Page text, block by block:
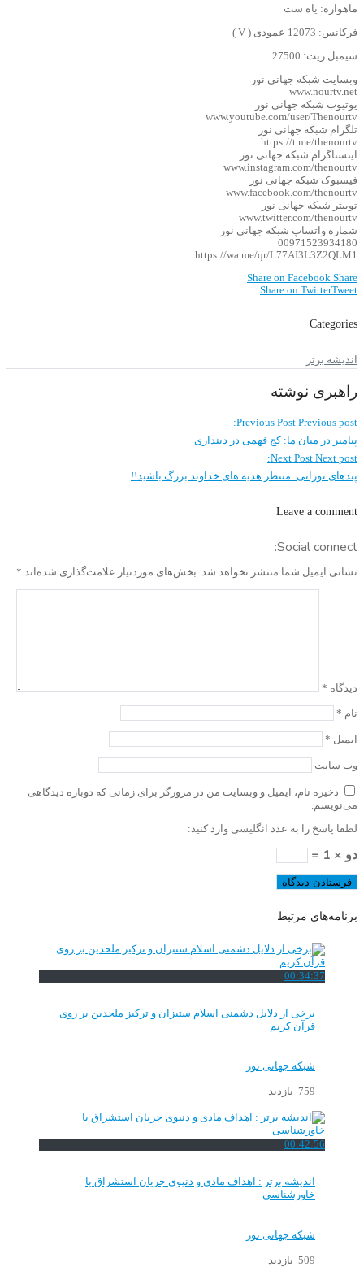
ماهواره: یاه ست
فرکانس: 12073 عمودی ( V )
سیمبل ریت: 27500
وبسایت شبکه جهانی نور
www.nourtv.net
یوتیوب شبکه جهانی نور
www.youtube.com/user/Thenourtv
تلگرام شبکه جهانی نور
https://t.me/thenourtv
اینستاگرام شبکه جهانی نور
www.instagram.com/thenourtv
فیسبوک شبکه جهانی نور
www.facebook.com/thenourtv
توییتر شبکه جهانی نور
www.twitter.com/thenourtv
شماره واتساپ شبکه جهانی نور
00971523934180
https://wa.me/qr/L77AI3L3Z2QLM1
Share on Facebook Share
Share on TwitterTweet
Categories
اندیشه برتر
راهبری نوشته
Previous Post Previous post:
پیامبر در میان ما: کج فهمی در دینداری
Next Post Next post:
پندهای نورانی: منتظر هدیه های خداوند بزرگ باشید!!
Leave a comment
Social connect:
نشانی ایمیل شما منتشر نخواهد شد. بخش‌های موردنیاز علامت‌گذاری شده‌اند *
دیدگاه *
نام *
ایمیل *
وب‌ سایت
ذخیره نام، ایمیل و وبسایت من در مرورگر برای زمانی که دوباره دیدگاهی
می‌نویسم.
لطفا پاسخ را به عدد انگلیسی وارد کنید:
دو × 1 =
برنامه‌های مرتبط
00:34:37
برخی از دلایل دشمنی اسلام ستیزان و ترکیز ملحدین بر روی
قرآن کریم
شبکه جهانی نور
759 بازدید
00:42:56
اندیشه برتر : اهداف مادی و دنیوی جریان استشراق یا
خاورشناسی
شبکه جهانی نور
509 بازدید